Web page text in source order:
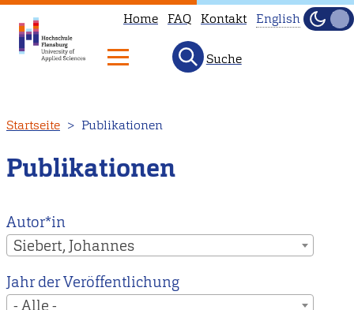
zum
Inhalt
Home FAQ Kontakt
to
our
English
Hell
Suche
Startseite Publikationen
Publikationen
Autor*in
Siebert, Johannes
Jahr der Veröffentlichung
- Alle -